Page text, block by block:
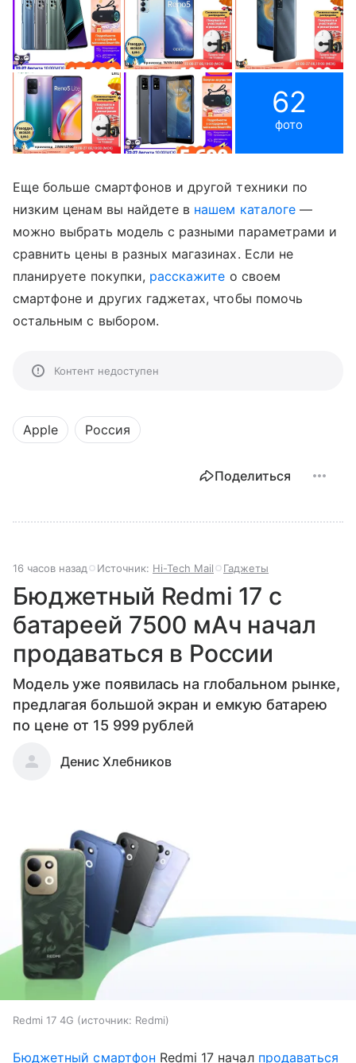
62
фото
Еще больше смартфонов и другой техники по
низким ценам вы найдете в нашем каталоге—
можно выбрать модель с разными параметрами и
сравнить цены в разных магазинах. Если не
планируете покупки, расскажите о своем
смартфоне и других гаджетах, чтобы помочь
остальным с выбором.
Контент недоступен
Apple Россия
Поделиться
16 часов назад Источник: Hi-Tech Mail Гаджеты
Бюджетный Redmi 17 с
батареей 7500 мАч начал
продаваться в России
Модель уже появилась на глобальном рынке,
предлагая большой экран и емкую батарею
по цене от 15 999 рублей
Денис Хлебников
Redmi 17 4G источник: Redmi
Бюджетный смартфон Redmi 17 начал продаваться